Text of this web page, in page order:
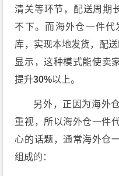
清关等环节，配送周期
不下。而海外仓一件
库，实现本地发货，配
显示，这种模式能使卖
提升30%以上。
另外，正因为海外
重视，所以海外仓一件
心的话题，通常海外仓
组成的：